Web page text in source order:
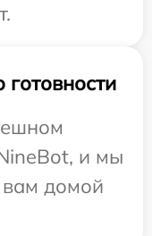
и мы
вам домой